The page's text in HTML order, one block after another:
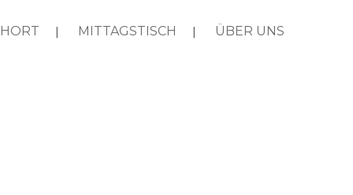
HORT MITTAGSTISCH ÜBER UNS